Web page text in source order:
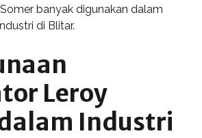
banyak digunakan dalam
di Blitar.
Leroy
Industri